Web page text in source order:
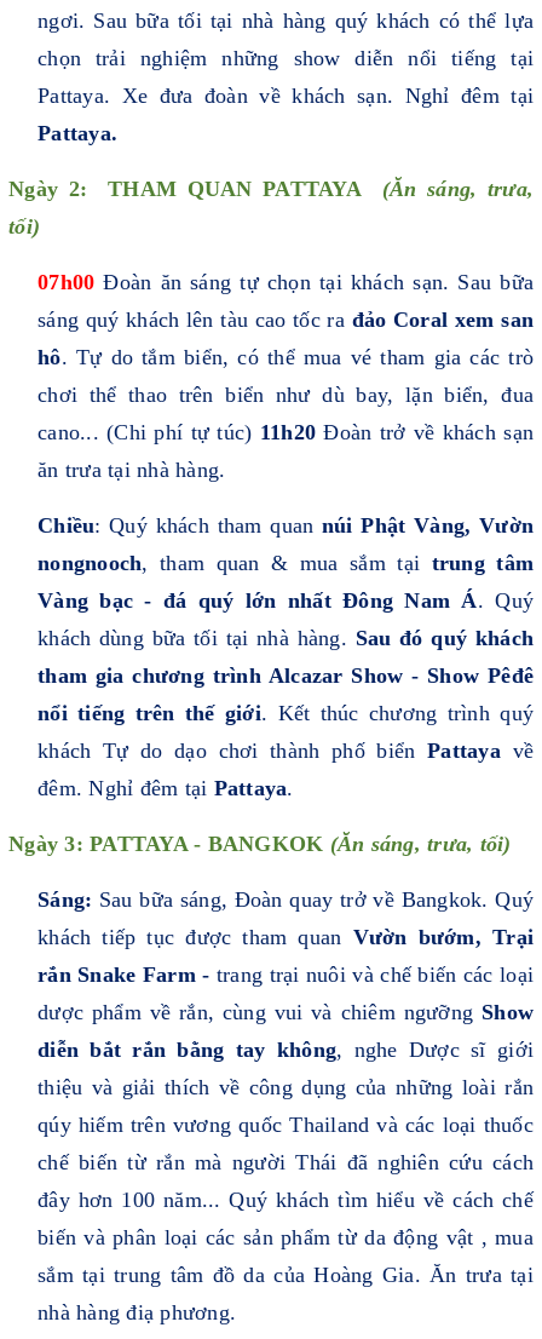
ngơi. Sau bữa tối tại nhà hàng quý khách có thể lựa
chọn trải nghiệm những show diễn nổi tiếng tại
Pattaya. Xe đưa đoàn về khách sạn. Nghỉ đêm tại
Pattaya.
Ngày 2: THAM QUAN PATTAYA (Ăn sáng, trưa,
tối)
07h00 Đoàn ăn sáng tự chọn tại khách sạn. Sau bữa
sáng quý khách lên tàu cao tốc ra đảo Coral xem san
hô. Tự do tắm biển, có thể mua vé tham gia các trò
chơi thể thao trên biển như dù bay, lặn biển, đua
cano... (Chi phí tự túc) 11h20 Đoàn trở về khách sạn
ăn trưa tại nhà hàng.
Chiều: Quý khách tham quan núi Phật Vàng, Vườn
nongnooch, tham quan & mua sắm tại trung tâm
Vàng bạc - đá quý lớn nhất Đông Nam Á. Quý
khách dùng bữa tối tại nhà hàng. Sau đó quý khách
tham gia chương trình Alcazar Show - Show Pêđê
nổi tiếng trên thế giới. Kết thúc chương trình quý
khách Tự do dạo chơi thành phố biển Pattaya về
đêm. Nghỉ đêm tại Pattaya.
Ngày 3: PATTAYA - BANGKOK (Ăn sáng, trưa, tối)
Sáng: Sau bữa sáng, Đoàn quay trở về Bangkok. Quý
khách tiếp tục được tham quan Vườn bướm, Trại
rắn Snake Farm - trang trại nuôi và chế biến các loại
dược phẩm về rắn, cùng vui và chiêm ngưỡng Show
diễn bắt rắn bằng tay không, nghe Dược sĩ giới
thiệu và giải thích về công dụng của những loài rắn
qúy hiếm trên vương quốc Thailand và các loại thuốc
chế biến từ rắn mà người Thái đã nghiên cứu cách
đây hơn 100 năm... Quý khách tìm hiểu về cách chế
biến và phân loại các sản phẩm từ da động vật , mua
sắm tại trung tâm đồ da của Hoàng Gia. Ăn trưa tại
nhà hàng điạ phương.